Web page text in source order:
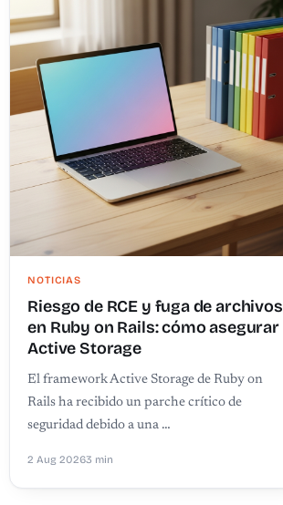
NOTICIAS
Riesgo de RCE y fuga de archivos
en Ruby on Rails: cómo asegurar
Active Storage
El framework Active Storage de Ruby on
Rails ha recibido un parche crítico de
seguridad debido a una …
2 Aug 20263 min